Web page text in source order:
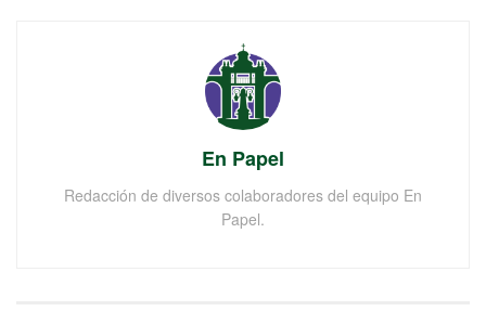
En Papel
Redacción de diversos colaboradores del equipo En
Papel.